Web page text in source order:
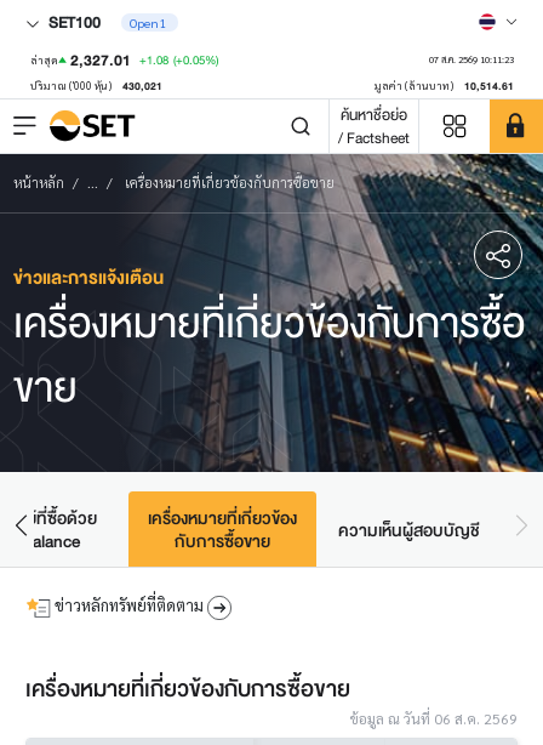
SET100 Open1
ล่าสุด 2,327.01 +1.08 (+0.05%) 07 ส.ค. 2569 10:11:23
ปริมาณ ('000 หุ้น) 430,021 มูลค่า (ล้านบาท) 10,514.61
ค้นหาชื่อย่อ
/ Factsheet
หน้าหลัก ... เครื่องหมายที่เกี่ยวข้องกับการซื้อขาย
ข่าวและการแจ้งเตือน
เครื่องหมายที่เกี่ยวข้องกับการซื้อ
ขาย
พย์ที่ซื้อด้วย
Balance
เครื่องหมายที่เกี่ยวข้อง
กับการซื้อขาย
ความเห็นผู้สอบบัญชี
ข่าวหลักทรัพย์ที่ติดตาม
เครื่องหมายที่เกี่ยวข้องกับการซื้อขาย
ข้อมูล ณ วันที่ 06 ส.ค. 2569